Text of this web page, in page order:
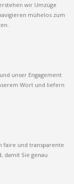
wir Umzüge
mühelos zum
unser Engagement
Wort und liefern
faire und transparente
damit Sie genau